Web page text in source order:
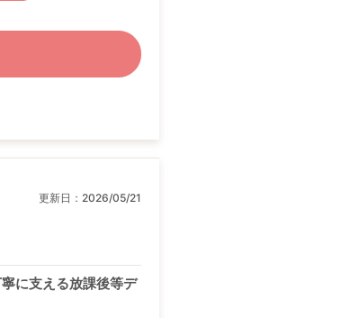
更新日： 2026/05/21
に支える放課後等デ